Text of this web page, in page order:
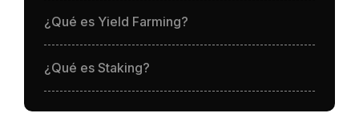
¿Qué es Yield Farming?
¿Qué es Staking?